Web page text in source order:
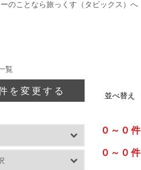
のことなら旅っくす（タビックス）へ
覧
並べ替え
0 0 件
0 0 件
を変更する